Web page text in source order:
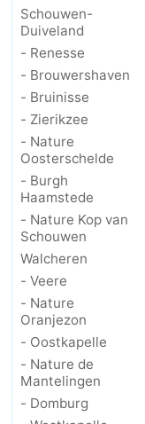
Schouwen-
Duiveland
- Renesse
- Brouwershaven
- Bruinisse
- Zierikzee
- Nature
Oosterschelde
- Burgh
Haamstede
- Nature Kop van
Schouwen
Walcheren
- Veere
- Nature
Oranjezon
- Oostkapelle
- Nature de
Mantelingen
- Domburg